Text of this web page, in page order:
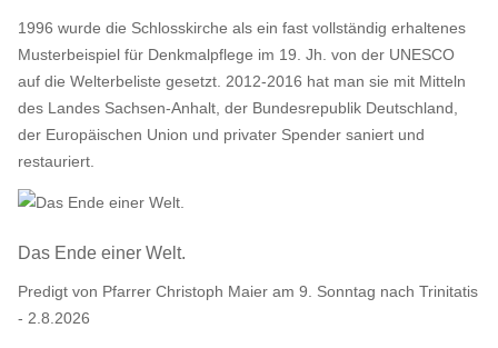
1996 wurde die Schlosskirche als ein fast vollständig erhaltenes
Musterbeispiel für Denkmalpflege im 19. Jh. von der UNESCO
auf die Welterbeliste gesetzt. 2012-2016 hat man sie mit Mitteln
des Landes Sachsen-Anhalt, der Bundesrepublik Deutschland,
der Europäischen Union und privater Spender saniert und
restauriert.
Das Ende einer Welt.
Predigt von Pfarrer Christoph Maier am 9. Sonntag nach Trinitatis
- 2.8.2026